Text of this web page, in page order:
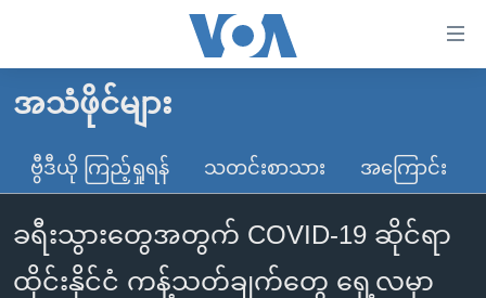
လွယ်ကူ
သည့်
Link
များ
ပင်မ
မူလစာမျက်နှာ
မြန်မာ
ကမ္ဘာ့သတင်းများ
နိုင်ငံတကာ
အမေရိကန်
ဗွီဒီယို
သတင်းလွတ်လပ်ခွင့်
အသံဖိုင်များ
ဗွီဒီယို ကြည့်ရှုရန် သတင်းစာသား အကြောင်း
ခရီးသွားတွေအတွက် COVID-19 ဆိုင်ရာ
ထိုင်းနိုင်ငံ ကန့်သတ်ချက်တွေ ရှေ့လမှာ